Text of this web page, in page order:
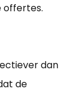
offertes.
dan
de